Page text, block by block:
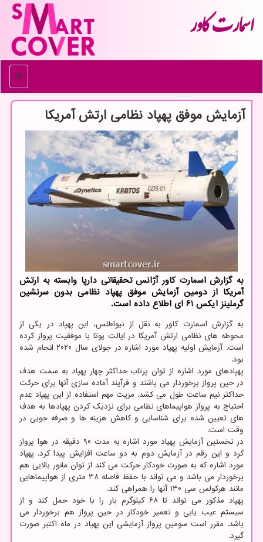
اسمارت كاور
منو
آزمایش موفق پهپاد نظامی ارتش آمریكا
به گزارش اسمارت كاور آژانس تحقیقاتی دارپا وابسته به ارتش
آمریكا از دومین آزمایش موفق پهپاد نظامی بدون سرنشین
گرملینز ایكس ۶۱ ای اطلاع داده است.
به گزارش اسمارت کاور به نقل از نیواطلس، این پهپاد در یکی از
محوطه های نظامی ارتش آمریکا در ایالت یوتا با موفقیت پرواز کرده
است. آزمایش اولیه پهپاد مورد اشاره در جولای سال ۲۰۲۰ انجام شده
بود.
پهپادهای مورد اشاره از توان پرتاب حداکثر چهار پهپاد به سمت هدف
در حین پرواز برخوردار می باشند و فرآیند آماده سازی آنها برای حرکت
حداکثر نیم ساعت طول می کشد. مزیت مهم استفاده از این پهپاد عدم
احتیاج به پرواز هواپیماهای نظامی برای نزدیک کردن پهپادها به هدف
های تعیین شده برای شناسایی و کاهش هزینه ها و صرفه جویی در
وقت است.
در نخستین آزمایش پهپاد مورد اشاره به مدت ۹۰ دقیقه در هوا پرواز
کرد و این رقم در آزمایش دوم به دو ساعت افزایش پیدا کرد. پهپاد
مورد اشاره که به صورت خودکار حرکت می کند از توان مانور بالایی هم
برخوردار می باشد و می تواند با حفظ فاصله ۳۸ متری از هواپیماهایی
مانند هرکولس سی ۱۳۰ آنها را همراهی کند.
پهپاد مذکور می تواند تا ۶۸ کیلوگرم بار را با خود حمل کند و از
سیستم عیب یابی و تعمیر خودکار در حین پرواز هم برخوردار می
باشد. مقرر است سومین پرواز آزمایشی این پهپاد در ماه اکتبر صورت
گیرد.